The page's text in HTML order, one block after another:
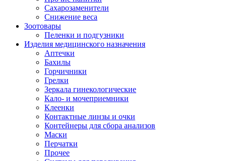
Сахарозаменители
Снижение веса
Зоотовары
Пеленки и подгузники
Изделия медицинского назначения
Аптечки
Бахилы
Горчичники
Грелки
Зеркала гинекологические
Кало- и мочеприемники
Клеенки
Контактные линзы и очки
Контейнеры для сбора анализов
Маски
Перчатки
Прочее